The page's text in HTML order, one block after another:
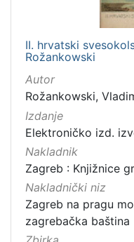
II. hrvatski
Rožankowski
Autor
Rožankowski,
Izdanje
Elektroničko izd.
Nakladnik
Zagreb : Knjižnice
Nakladnički niz
Zagreb na pragu
zagrebačka baština